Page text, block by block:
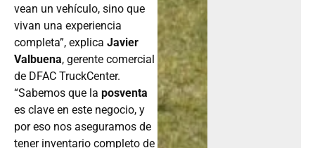
vean un vehículo, sino que
vivan una experiencia
completa”, explica Javier
Valbuena, gerente comercial
de DFAC TruckCenter.
“Sabemos que la posventa
es clave en este negocio, y
por eso nos aseguramos de
tener inventario completo de